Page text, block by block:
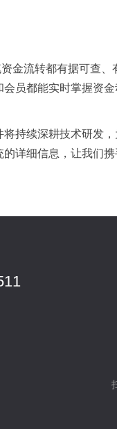
金流转都有据可查、
员都能实时掌握资
持续深耕技术研发
详细信息，让我们